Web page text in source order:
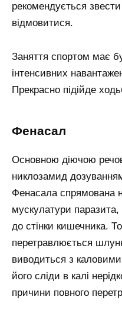
рекомендується
відмовитися.
Заняття спортом має
інтенсивних
Прекрасно підійде
Фенасал
Основною діючою
никлозамид
Фенасала спрямована
мускулатури паразита,
до стінки кишечника.
перетравлюється
виводиться з
його сліди в калі
причини повного